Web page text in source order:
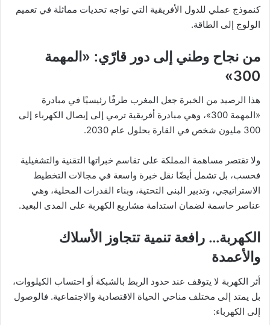
كنموذج عملي للدول الأفريقية التي تواجه تحديات مماثلة في تعميم
الولوج إلى الطاقة.
من نجاح وطني إلى دور قارّي: «المهمة
300»
هذا الرصيد من الخبرة جعل المغرب طرفًا رئيسيًا في مبادرة
«المهمة 300»، وهي مبادرة أفريقية ترمي إلى إيصال الكهرباء إلى
300 مليون شخص في القارة بحلول عام 2030.
ولا تقتصر مساهمة المملكة على تقاسم خبراتها التقنية والتشغيلية
فحسب، بل تشمل أيضًا نقل خبرة واسعة في مجالات التخطيط
الاستراتيجي، وتدبير البنى التحتية، وبناء القدرات المحلية، وهي
عناصر حاسمة لضمان استدامة مشاريع الكهربة على المدى البعيد.
الكهربة… رافعة تنمية تتجاوز الأسلاك
والأعمدة
أثر الكهربة لا يتوقف عند حدود الربط بالشبكة أو احتساب الكيلووات،
بل يمتد إلى مختلف مناحي الحياة الاقتصادية والاجتماعية. فالوصول
إلى الكهرباء: